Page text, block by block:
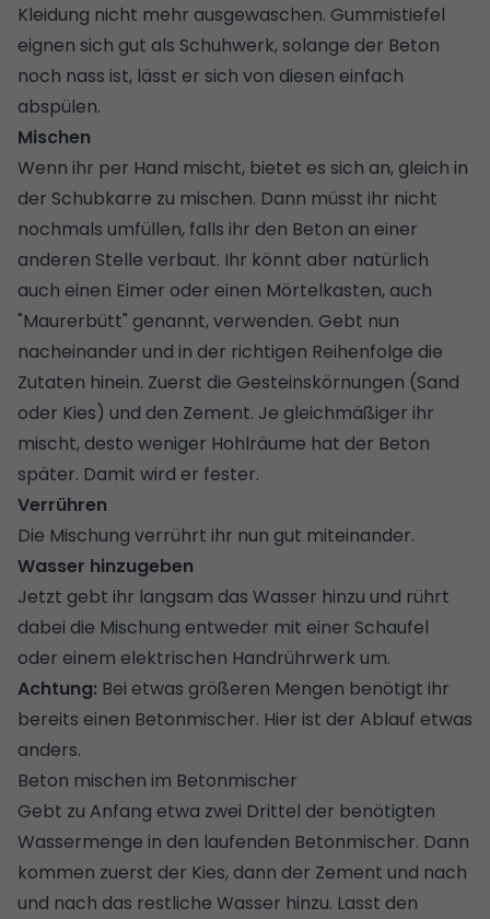
Kleidung nicht mehr ausgewaschen. Gummistiefel
eignen sich gut als Schuhwerk, solange der Beton
noch nass ist, lässt er sich von diesen einfach
abspülen.
Mischen
Wenn ihr per Hand mischt, bietet es sich an, gleich in
der Schubkarre zu mischen. Dann müsst ihr nicht
nochmals umfüllen, falls ihr den Beton an einer
anderen Stelle verbaut. Ihr könnt aber natürlich
auch einen Eimer oder einen Mörtelkasten, auch
"Maurerbütt" genannt, verwenden. Gebt nun
nacheinander und in der richtigen Reihenfolge die
Zutaten hinein. Zuerst die Gesteinskörnungen (Sand
oder Kies) und den Zement. Je gleichmäßiger ihr
mischt, desto weniger Hohlräume hat der Beton
später. Damit wird er fester.
Verrühren
Die Mischung verrührt ihr nun gut miteinander.
Wasser hinzugeben
Jetzt gebt ihr langsam das Wasser hinzu und rührt
dabei die Mischung entweder mit einer Schaufel
oder einem elektrischen Handrührwerk um.
Achtung: Bei etwas größeren Mengen benötigt ihr
bereits einen Betonmischer. Hier ist der Ablauf etwas
anders.
Beton mischen im Betonmischer
Gebt zu Anfang etwa zwei Drittel der benötigten
Wassermenge in den laufenden Betonmischer. Dann
kommen zuerst der Kies, dann der Zement und nach
und nach das restliche Wasser hinzu. Lasst den